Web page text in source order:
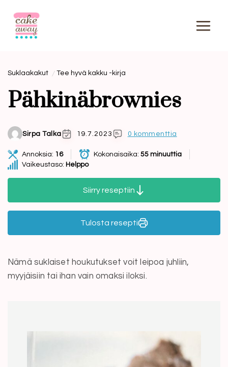
sisältöön
Suklaakakut Tee hyvä kakku -kirja
Pähkinäbrownies
Sirpa Talka 19.7.2023 0 kommenttia
Annoksia: 16 Kokonaisaika: 55 minuuttia
Vaikeustaso: Helppo
Siirry reseptiin
Tulosta resepti
Nämä suklaiset houkutukset voit leipoa juhliin,
myyjäisiin tai ihan vain omaksi iloksi.